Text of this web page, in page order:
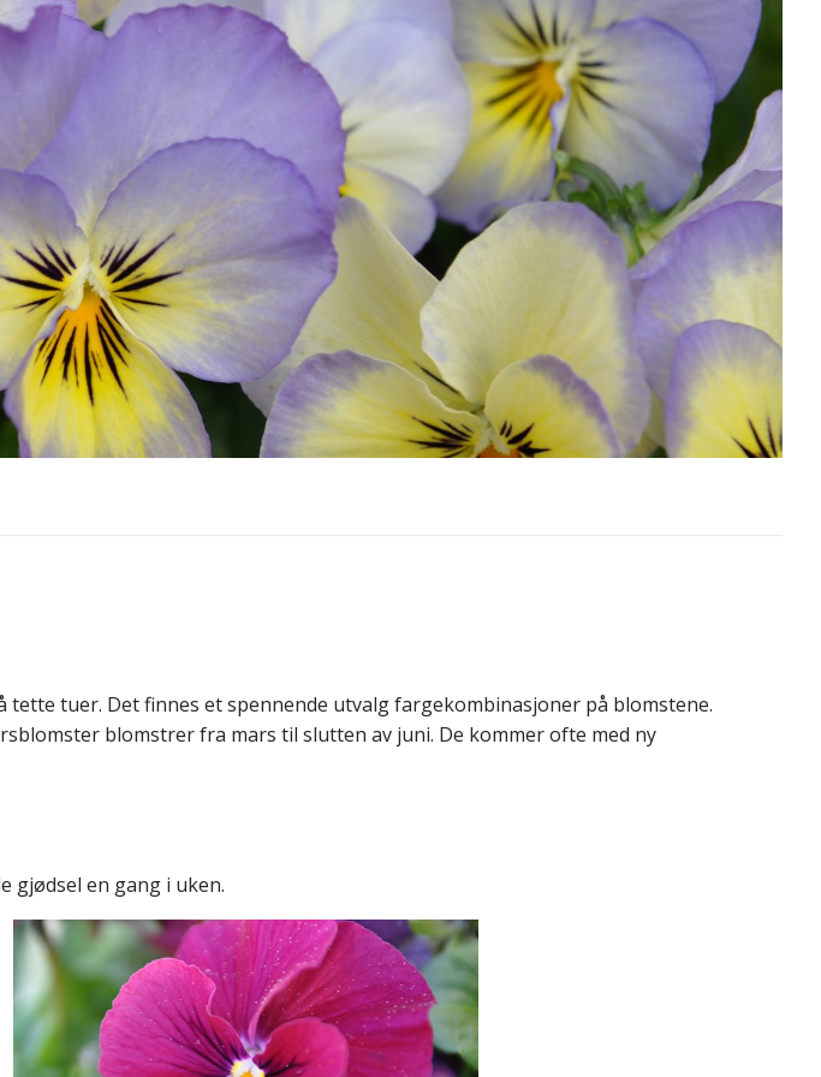
tuer. Det finnes et spennende utvalg fargekombinasjoner på blomstene.
blomstrer fra mars til slutten av juni. De kommer ofte med ny
gjødsel en gang i uken.